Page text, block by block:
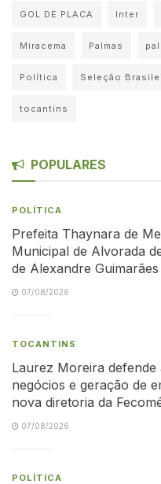
GOL DE PLACA Inter
Miracema Palmas
Política Seleção
tocantins
POPULARES
POLÍTICA
Prefeita Thaynara de
Municipal de Alvorada
de Alexandre
07/08/2026
TOCANTINS
Laurez Moreira
negócios e geração de
nova diretoria da
07/08/2026
POLÍTICA